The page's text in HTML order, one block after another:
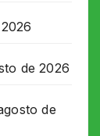
de 2026
de